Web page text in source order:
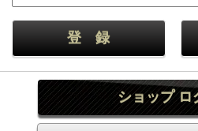
ショップ ロ